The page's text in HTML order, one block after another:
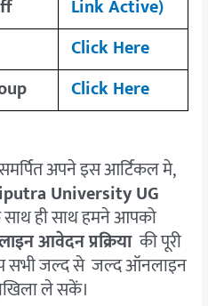
Link Active)
Click Here
Click Here
समर्पित अपने इस आर्टिकल मे,
University UG
ही साथ हमने आपको
आवेदन प्रक्रिया की पूरी
सभी जल्द से जल्द ऑनलाइन
ले सकें।